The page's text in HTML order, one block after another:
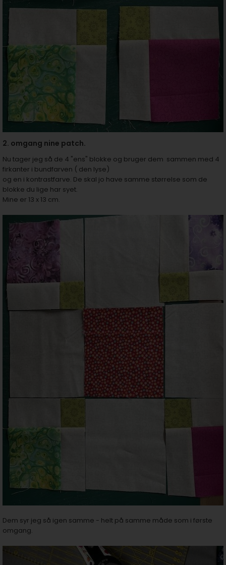
2. omgang nine patch.
Nu tager jeg så de 4 "ens" blokke og bruger dem sammen med 4
firkanter i bundfarven ( den lyse)
og en i kontrastfarve. De skal jo have samme størrelse som de
blokke du lige har syet.
Mine er 13 x 13 cm.
Dem syr jeg så igen samme - helt på samme måde som i første
omgang.